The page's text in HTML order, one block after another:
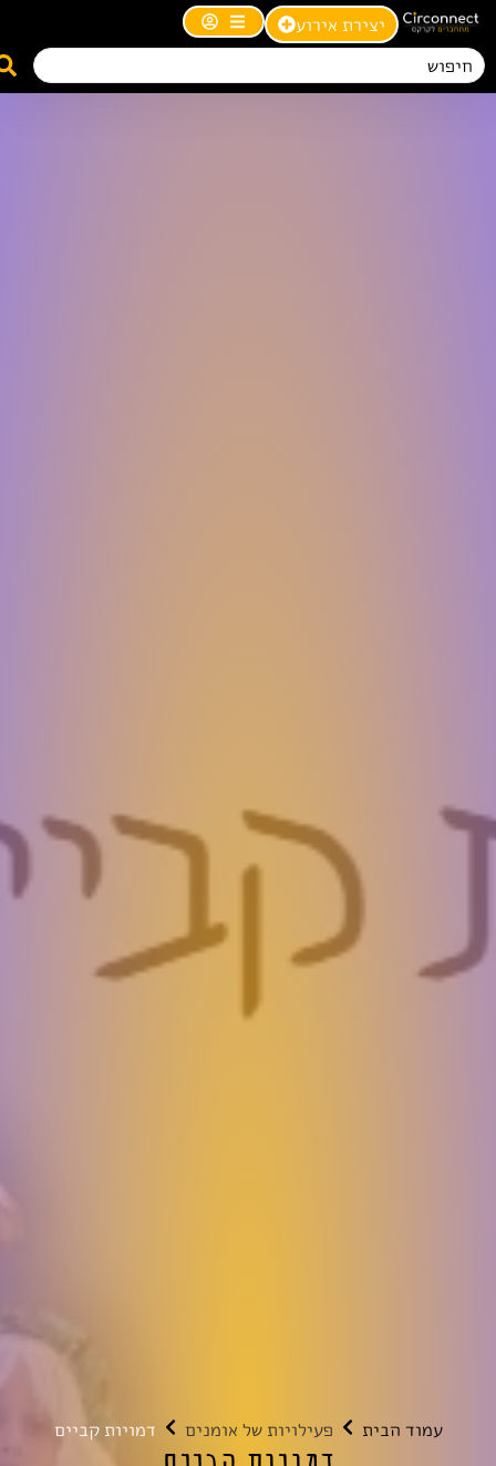
יצירת אירוע
עמוד הבית פעילויות של אומנים דמויות קביים